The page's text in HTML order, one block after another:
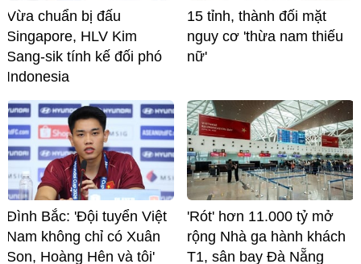
Vừa chuẩn bị đấu
Singapore, HLV Kim
Sang-sik tính kế đối phó
Indonesia
15 tỉnh, thành đối mặt
nguy cơ 'thừa nam thiếu
nữ'
Đình Bắc: 'Đội tuyển Việt
Nam không chỉ có Xuân
Son, Hoàng Hên và tôi'
'Rót' hơn 11.000 tỷ mở
rộng Nhà ga hành khách
T1, sân bay Đà Nẵng